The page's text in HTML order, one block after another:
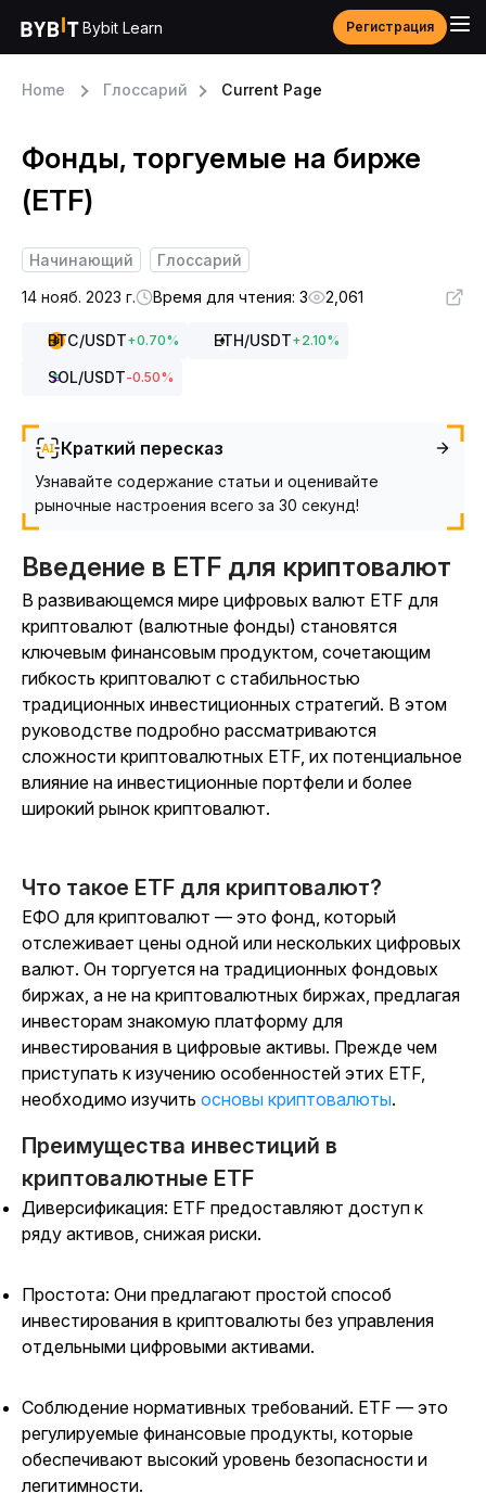
Bybit Learn Регистрация
Home Глоссарий Current Page
Фонды, торгуемые на бирже
(ETF)
Начинающий
Глоссарий
14 нояб. 2023 г.
Время для чтения: 3 2,061
BTC/USDT+0.70% ETH/USDT+2.10%
SOL/USDT-0.50%
Краткий пересказ
Узнавайте содержание статьи и оценивайте
рыночные настроения всего за 30 секунд!
Введение в ETF для криптовалют
В развивающемся мире цифровых валют ETF для
криптовалют (валютные фонды) становятся
ключевым финансовым продуктом, сочетающим
гибкость криптовалют с стабильностью
традиционных инвестиционных стратегий. В этом
руководстве подробно рассматриваются
сложности криптовалютных ETF, их потенциальное
влияние на инвестиционные портфели и более
широкий рынок криптовалют.
Что такое ETF для криптовалют?
ЕФО для криптовалют — это фонд, который
отслеживает цены одной или нескольких цифровых
валют. Он торгуется на традиционных фондовых
биржах, а не на криптовалютных биржах, предлагая
инвесторам знакомую платформу для
инвестирования в цифровые активы. Прежде чем
приступать к изучению особенностей этих ETF,
необходимо изучить основы криптовалюты.
Преимущества инвестиций в
криптовалютные ETF
Диверсификация: ETF предоставляют доступ к
ряду активов, снижая риски.
Простота: Они предлагают простой способ
инвестирования в криптовалюты без управления
отдельными цифровыми активами.
Соблюдение нормативных требований. ETF — это
регулируемые финансовые продукты, которые
обеспечивают высокий уровень безопасности и
легитимности.